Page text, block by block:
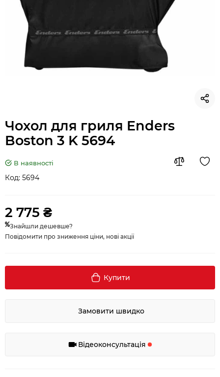
Чохол для гриля Enders
Boston 3 K 5694
В наявності
Код: 5694
2 775 ₴
Знайшли дешевше?
Повідомити про зниження ціни, нові акції
Купити
Замовити швидко
Відеоконсультація